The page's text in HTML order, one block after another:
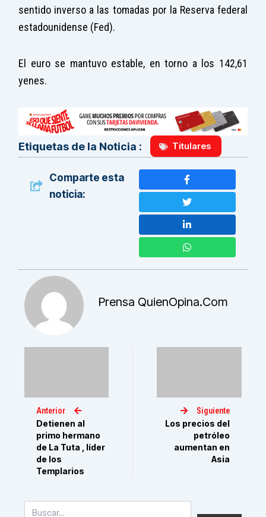
sentido inverso a las tomadas por la Reserva federal
estadounidense (Fed).
El euro se mantuvo estable, en torno a los 142,61
yenes.
Etiquetas de la Noticia : Titulares
Comparte esta
noticia:
Prensa QuienOpina.com
Anterior
Detienen al
primo hermano
de La Tuta , líder
de los
Templarios
Siguiente
Los precios del
petróleo
aumentan en
Asia